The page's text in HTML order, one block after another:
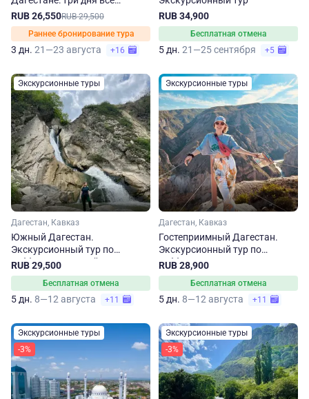
включено
RUB 26,550RUB 29,500
Раннее бронирование тура
3 дн. 21—23 августа +16
RUB 34,900
Бесплатная отмена
5 дн. 21—25 сентября +5
Экскурсионные туры
Дагестан, Кавказ
Южный Дагестан.
Экскурсионный тур по
субботам на 5 дней
RUB 29,500
Бесплатная отмена
5 дн. 8—12 августа +11
Экскурсионные туры
Дагестан, Кавказ
Гостеприимный Дагестан.
Экскурсионный тур по
субботам
RUB 28,900
Бесплатная отмена
5 дн. 8—12 августа +11
Экскурсионные туры
-3%
Экскурсионные туры
-3%